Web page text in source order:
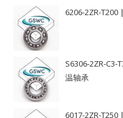
6206-2ZR-T200
S6306-2ZR-C3-
温轴承
6017-2ZR-T250